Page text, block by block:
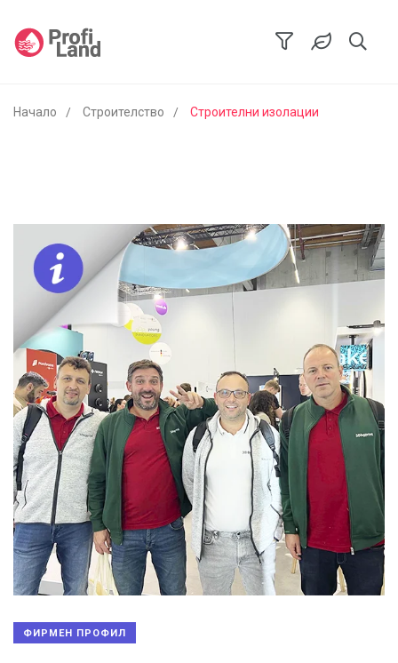
Начало Строителство Строителни изолации
ФИРМЕН ПРОФИЛ